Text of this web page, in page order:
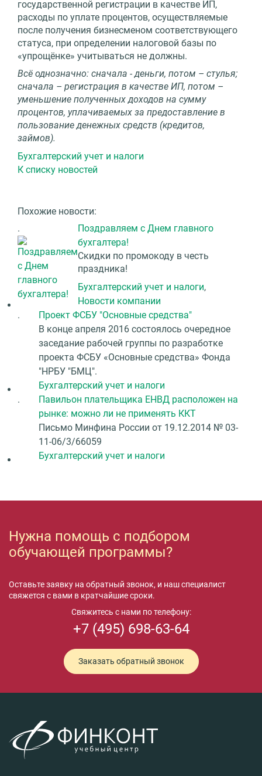
государственной регистрации в качестве ИП,
расходы по уплате процентов, осуществляемые
после получения бизнесменом соответствующего
статуса, при определении налоговой базы по
«упрощёнке» учитываться не должны.
Всё однозначно: сначала - деньги, потом – стулья;
сначала – регистрация в качестве ИП, потом –
уменьшение полученных доходов на сумму
процентов, уплачиваемых за предоставление в
пользование денежных средств (кредитов,
займов).
Бухгалтерский учет и налоги
К списку новостей
Похожие новости:
.
Поздравляем с Днем главного
бухгалтера!
Скидки по промокоду в честь
праздника!
Бухгалтерский учет и налоги,
Новости компании
.
Проект ФСБУ "Основные средства"
В конце апреля 2016 состоялось очередное
заседание рабочей группы по разработке
проекта ФСБУ «Основные средства» Фонда
"НРБУ "БМЦ".
Бухгалтерский учет и налоги
.
Павильон плательщика ЕНВД расположен на
рынке: можно ли не применять ККТ
Письмо Минфина России от 19.12.2014 № 03-
11-06/3/66059
Бухгалтерский учет и налоги
Нужна помощь с подбором
обучающей программы?
Оставьте заявку на обратный звонок, и наш специалист
свяжется с вами в кратчайшие сроки.
Свяжитесь с нами по телефону:
+7 (495) 698-63-64
Заказать обратный звонок